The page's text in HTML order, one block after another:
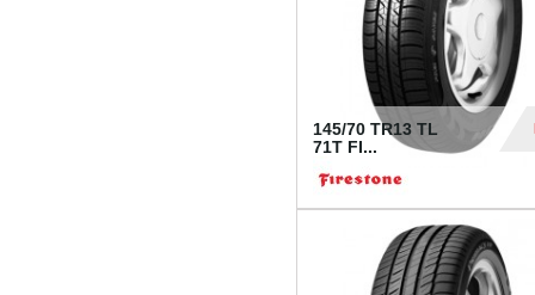
145/70 TR13 TL
71T FI...